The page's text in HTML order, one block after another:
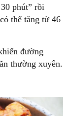
phút” rồi
thể tăng từ 46
đường
thường xuyên.